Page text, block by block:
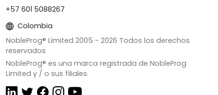
+57 601 5088267
Colombia
NobleProg® Limited 2005 - 2026 Todos los derechos
reservados
NobleProg® es una marca registrada de NobleProg
Limited y / o sus filiales.